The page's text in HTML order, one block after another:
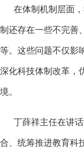
在体制机制层面
制还存在一些不完善
等。这些问题不仅影
深化科技体制改革，
境。
丁薛祥主任在讲
合、统筹推进教育科